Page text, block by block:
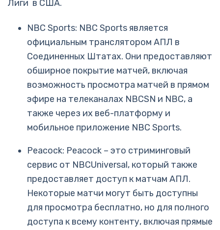
Лиги в США.
NBC Sports: NBC Sports является
официальным транслятором АПЛ в
Соединенных Штатах. Они предоставляют
обширное покрытие матчей, включая
возможность просмотра матчей в прямом
эфире на телеканалах NBCSN и NBC, а
также через их веб-платформу и
мобильное приложение NBC Sports.
Peacock: Peacock – это стриминговый
сервис от NBCUniversal, который также
предоставляет доступ к матчам АПЛ.
Некоторые матчи могут быть доступны
для просмотра бесплатно, но для полного
доступа к всему контенту, включая прямые